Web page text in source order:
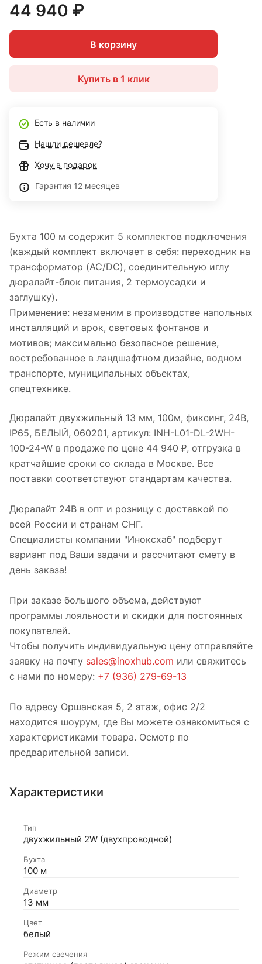
44 940 ₽
В корзину
Купить в 1 клик
Есть в наличии
Нашли дешевле?
Хочу в подарок
Гарантия 12 месяцев
Бухта 100 м содержит 5 комплектов подключения
(каждый комплект включает в себя: переходник на
трансформатор (AC/DC), соединительную иглу
дюралайт-блок питания, 2 термоусадки и
заглушку).
Применение: незаменим в производстве напольных
инсталляций и арок, световых фонтанов и
мотивов; максимально безопасное решение,
востребованное в ландшафтном дизайне, водном
транспорте, муниципальных объектах,
спецтехнике.
Дюралайт двухжильный 13 мм, 100м, фиксинг, 24В,
IP65, БЕЛЫЙ, 060201, артикул: INH-L01-DL-2WH-
100-24-W в продаже по цене 44 940 ₽, отгрузка в
кратчайшие сроки со склада в Москве. Все
поставки соответствуют стандартам качества.
Дюралайт 24В в опт и розницу с доставкой по
всей России и странам СНГ.
Специалисты компании "Иноксхаб" подберут
вариант под Ваши задачи и рассчитают смету в
день заказа!
При заказе большого объема, действуют
программы лояльности и скидки для постоянных
покупателей.
Чтобы получить индивидуальную цену отправляйте
заявку на почту sales@inoxhub.com или свяжитесь
с нами по номеру: +7 (936) 279-69-13
По адресу Оршанская 5, 2 этаж, офис 2/2
находится шоурум, где Вы можете ознакомиться с
характеристиками товара. Осмотр по
предварительной записи.
Характеристики
Тип
двухжильный 2W (двухпроводной)
Бухта
100 м
Диаметр
13 мм
Цвет
белый
Режим свечения